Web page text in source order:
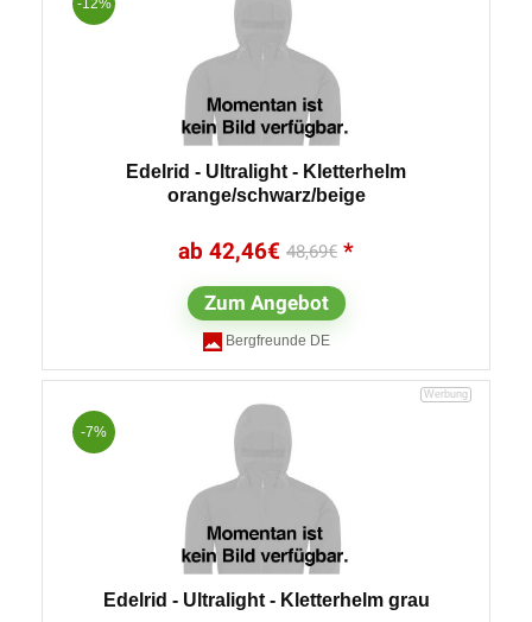
-12%
Edelrid - Ultralight - Kletterhelm
orange/schwarz/beige
42,46€ 48,69€
Zum Angebot
Bergfreunde DE
-7%
Edelrid - Ultralight - Kletterhelm grau